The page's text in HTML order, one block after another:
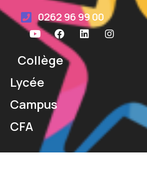
0262 96 99 00
Collège
Lycée
Campus
CFA